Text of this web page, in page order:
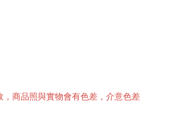
商品照與實物會有色差，介意色差